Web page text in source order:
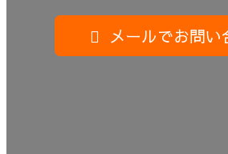
メールでお問い